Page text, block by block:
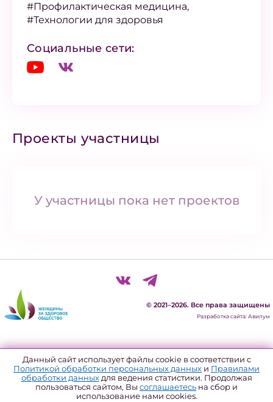
#Профилактическая медицина,
#Технологии для здоровья
Социальные сети:
Проекты участницы
У участницы пока нет проектов
© 2021–2026. Все права защищены
Разработка сайта: Авилум
Политика конфиденциальности
Согласие на обработку персональных данных
Политика использования файлов куки
Данный сайт использует файлы cookie в соответствии с
Политикой обработки персональных данных и Правилами
обработки данныхдля ведения статистики. Продолжая
пользоваться сайтом, Вы соглашаетесь на сбор и
использование нами cookies.